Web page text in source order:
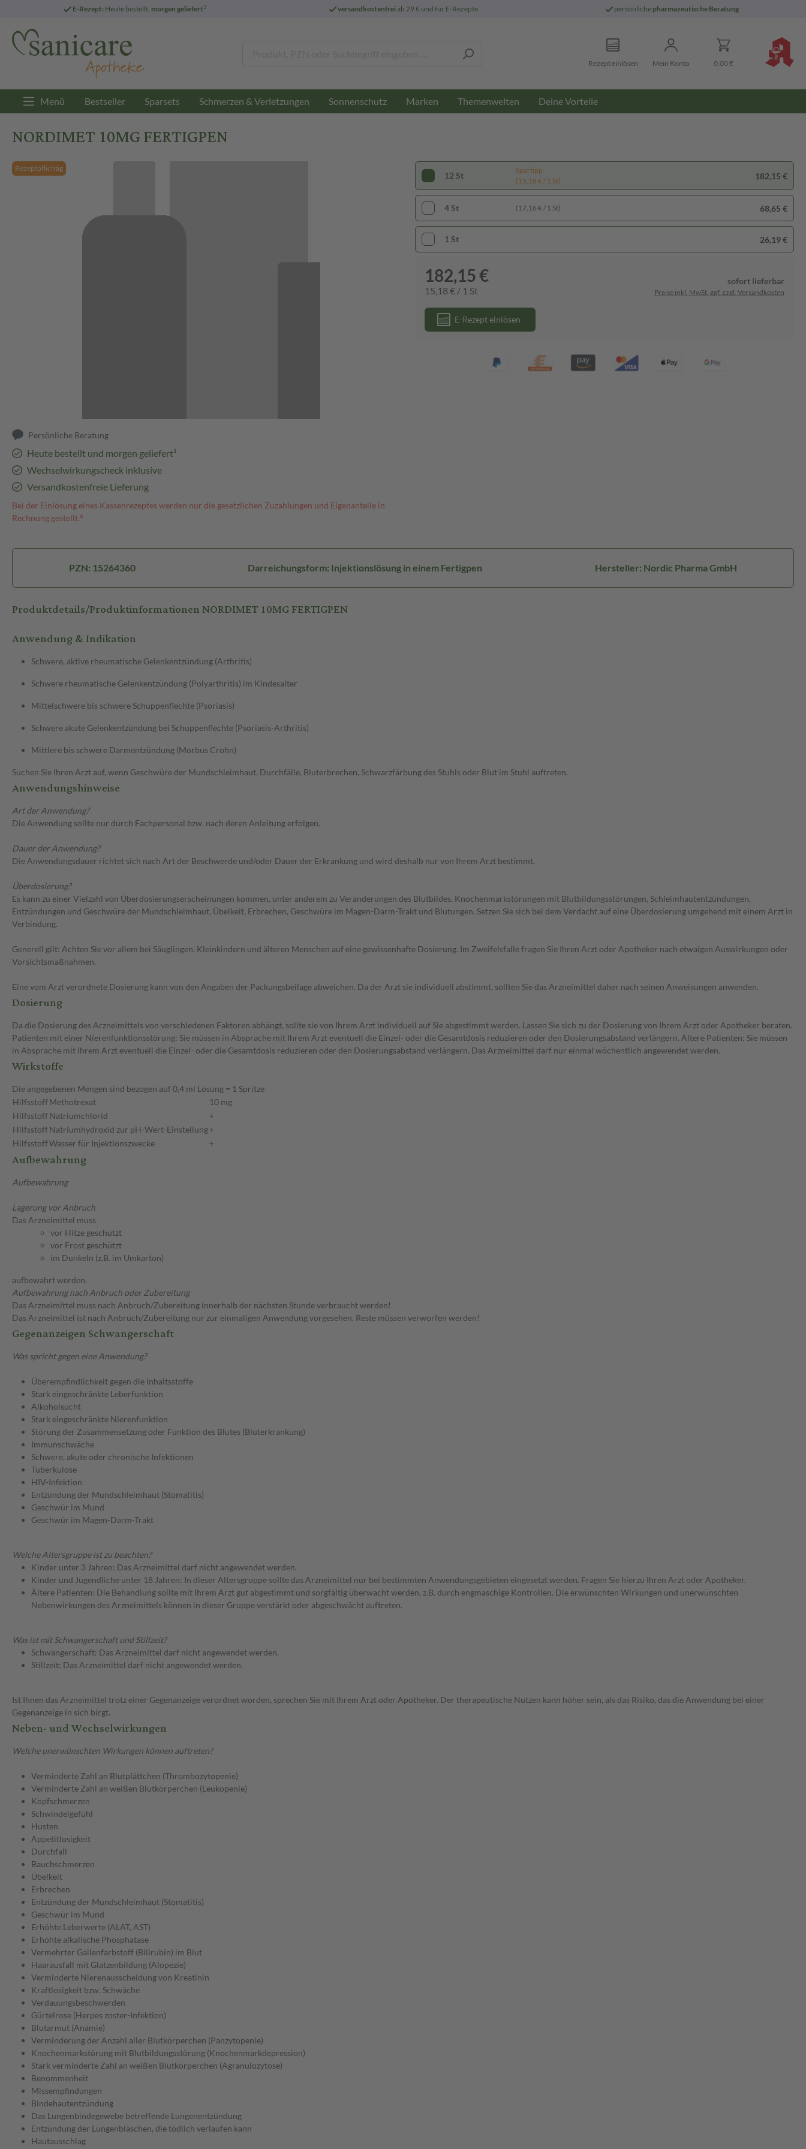
E-Rezept: Heute bestellt, morgen geliefert3 versandkostenfreiab 29 € und für E-Rezepte persönliche pharmazeutische Beratung
Rezept einlösen Mein Konto 0,00 €
Menü Bestseller Sparsets Schmerzen & Verletzungen Sonnenschutz Marken Themenwelten Deine Vorteile
NORDIMET 10MG FERTIGPEN
Rezeptpflichtig
Persönliche Beratung
Heute bestellt und morgen geliefert³
Wechselwirkungscheck inklusive
Versandkostenfreie Lieferung
Bei der Einlösung eines Kassenrezeptes werden nur die gesetzlichen Zuzahlungen und Eigenanteile in
Rechnung gestellt.⁴
12 St
Spartipp
(15,18 € / 1 St)
182,15 €
4 St (17,16 € / 1 St) 68,65 €
1 St 26,19 €
182,15 €
15,18 € / 1 St
sofort lieferbar
Preise inkl. MwSt. ggf. zzgl. Versandkosten
E-Rezept einlösen
PZN: 15264360 Darreichungsform: Injektionslösung in einem Fertigpen Hersteller: Nordic Pharma GmbH
Produktdetails/Produktinformationen NORDIMET 10MG FERTIGPEN
Anwendung & Indikation
Schwere, aktive rheumatische Gelenkentzündung (Arthritis)
Schwere rheumatische Gelenkentzündung (Polyarthritis) im Kindesalter
Mittelschwere bis schwere Schuppenflechte (Psoriasis)
Schwere akute Gelenkentzündung bei Schuppenflechte (Psoriasis-Arthritis)
Mittlere bis schwere Darmentzündung (Morbus Crohn)
Suchen Sie Ihren Arzt auf, wenn Geschwüre der Mundschleimhaut, Durchfälle, Bluterbrechen, Schwarzfärbung des Stuhls oder Blut im Stuhl auftreten.
Anwendungshinweise
Art der Anwendung?
Die Anwendung sollte nur durch Fachpersonal bzw. nach deren Anleitung erfolgen.
Dauer der Anwendung?
Die Anwendungsdauer richtet sich nach Art der Beschwerde und/oder Dauer der Erkrankung und wird deshalb nur von Ihrem Arzt bestimmt.
Überdosierung?
Es kann zu einer Vielzahl von Überdosierungserscheinungen kommen, unter anderem zu Veränderungen des Blutbildes, Knochenmarkstörungen mit Blutbildungsstörungen, Schleimhautentzündungen,
Entzündungen und Geschwüre der Mundschleimhaut, Übelkeit, Erbrechen, Geschwüre im Magen-Darm-Trakt und Blutungen. Setzen Sie sich bei dem Verdacht auf eine Überdosierung umgehend mit einem Arzt in
Verbindung.
Generell gilt: Achten Sie vor allem bei Säuglingen, Kleinkindern und älteren Menschen auf eine gewissenhafte Dosierung. Im Zweifelsfalle fragen Sie Ihren Arzt oder Apotheker nach etwaigen Auswirkungen oder
Vorsichtsmaßnahmen.
Eine vom Arzt verordnete Dosierung kann von den Angaben der Packungsbeilage abweichen. Da der Arzt sie individuell abstimmt, sollten Sie das Arzneimittel daher nach seinen Anweisungen anwenden.
Dosierung
Da die Dosierung des Arzneimittels von verschiedenen Faktoren abhängt, sollte sie von Ihrem Arzt individuell auf Sie abgestimmt werden. Lassen Sie sich zu der Dosierung von Ihrem Arzt oder Apotheker beraten.
Patienten mit einer Nierenfunktionsstörung: Sie müssen in Absprache mit Ihrem Arzt eventuell die Einzel- oder die Gesamtdosis reduzieren oder den Dosierungsabstand verlängern. Ältere Patienten: Sie müssen
in Absprache mit Ihrem Arzt eventuell die Einzel- oder die Gesamtdosis reduzieren oder den Dosierungsabstand verlängern. Das Arzneimittel darf nur einmal wöchentlich angewendet werden.
Wirkstoffe
Die angegebenen Mengen sind bezogen auf 0,4 ml Lösung = 1 Spritze
HilfsstoffMethotrexat
10 mg
HilfsstoffNatriumchlorid
+
HilfsstoffNatriumhydroxid zur pH-Wert-Einstellung+
HilfsstoffWasser für Injektionszwecke +
Aufbewahrung
Aufbewahrung
Lagerung vor Anbruch
Das Arzneimittel muss
vor Hitze geschützt
vor Frost geschützt
im Dunkeln (z.B. im Umkarton)
aufbewahrt werden.
Aufbewahrung nach Anbruch oder Zubereitung
Das Arzneimittel muss nach Anbruch/Zubereitung innerhalb der nächsten Stunde verbraucht werden!
Das Arzneimittel ist nach Anbruch/Zubereitung nur zur einmaligen Anwendung vorgesehen. Reste müssen verworfen werden!
Gegenanzeigen Schwangerschaft
Was spricht gegen eine Anwendung?
Überempfindlichkeit gegen die Inhaltsstoffe
Stark eingeschränkte Leberfunktion
Alkoholsucht
Stark eingeschränkte Nierenfunktion
Störung der Zusammensetzung oder Funktion des Blutes (Bluterkrankung)
Immunschwäche
Schwere, akute oder chronische Infektionen
Tuberkulose
HIV-Infektion
Entzündung der Mundschleimhaut (Stomatitis)
Geschwür im Mund
Geschwür im Magen-Darm-Trakt
Welche Altersgruppe ist zu beachten?
Kinder unter 3 Jahren: Das Arzneimittel darf nicht angewendet werden.
Kinder und Jugendliche unter 18 Jahren: In dieser Altersgruppe sollte das Arzneimittel nur bei bestimmten Anwendungsgebieten eingesetzt werden. Fragen Sie hierzu Ihren Arzt oder Apotheker.
Ältere Patienten: Die Behandlung sollte mit Ihrem Arzt gut abgestimmt und sorgfältig überwacht werden, z.B. durch engmaschige Kontrollen. Die erwünschten Wirkungen und unerwünschten
Nebenwirkungen des Arzneimittels können in dieser Gruppe verstärkt oder abgeschwächt auftreten.
Was ist mit Schwangerschaft und Stillzeit?
Schwangerschaft: Das Arzneimittel darf nicht angewendet werden.
Stillzeit: Das Arzneimittel darf nicht angewendet werden.
Ist Ihnen das Arzneimittel trotz einer Gegenanzeige verordnet worden, sprechen Sie mit Ihrem Arzt oder Apotheker. Der therapeutische Nutzen kann höher sein, als das Risiko, das die Anwendung bei einer
Gegenanzeige in sich birgt.
Neben- und Wechselwirkungen
Welche unerwünschten Wirkungen können auftreten?
Verminderte Zahl an Blutplättchen (Thrombozytopenie)
Verminderte Zahl an weißen Blutkörperchen (Leukopenie)
Kopfschmerzen
Schwindelgefühl
Husten
Appetitlosigkeit
Durchfall
Bauchschmerzen
Übelkeit
Erbrechen
Entzündung der Mundschleimhaut (Stomatitis)
Geschwür im Mund
Erhöhte Leberwerte (ALAT, AST)
Erhöhte alkalische Phosphatase
Vermehrter Gallenfarbstoff (Bilirubin) im Blut
Haarausfall mit Glatzenbildung (Alopezie)
Verminderte Nierenausscheidung von Kreatinin
Kraftlosigkeit bzw. Schwäche
Verdauungsbeschwerden
Gürtelrose (Herpes zoster-Infektion)
Blutarmut (Anämie)
Verminderung der Anzahl aller Blutkörperchen (Panzytopenie)
Knochenmarkstörung mit Blutbildungsstörung (Knochenmarkdepression)
Stark verminderte Zahl an weißen Blutkörperchen (Agranulozytose)
Benommenheit
Missempfindungen
Bindehautentzündung
Das Lungenbindegewebe betreffende Lungenentzündung
Entzündung der Lungenbläschen, die tödlich verlaufen kann
Hautausschlag